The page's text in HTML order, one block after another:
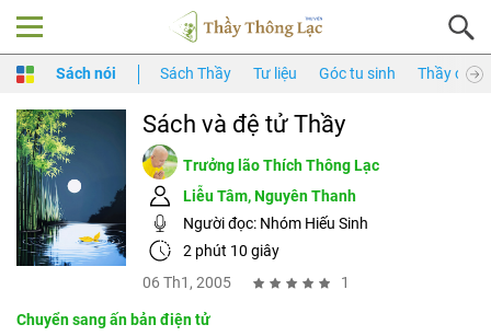
Sách nói Sách Thầy Tư liệu Góc tu sinh Thầy của
Sách và đệ tử Thầy
Trưởng lão Thích Thông Lạc
Liễu Tâm,Nguyên Thanh
Người đọc: Nhóm Hiếu Sinh
2 phút 10 giây
06 Th1, 2005
1
Chuyển sang ấn bản điện tử